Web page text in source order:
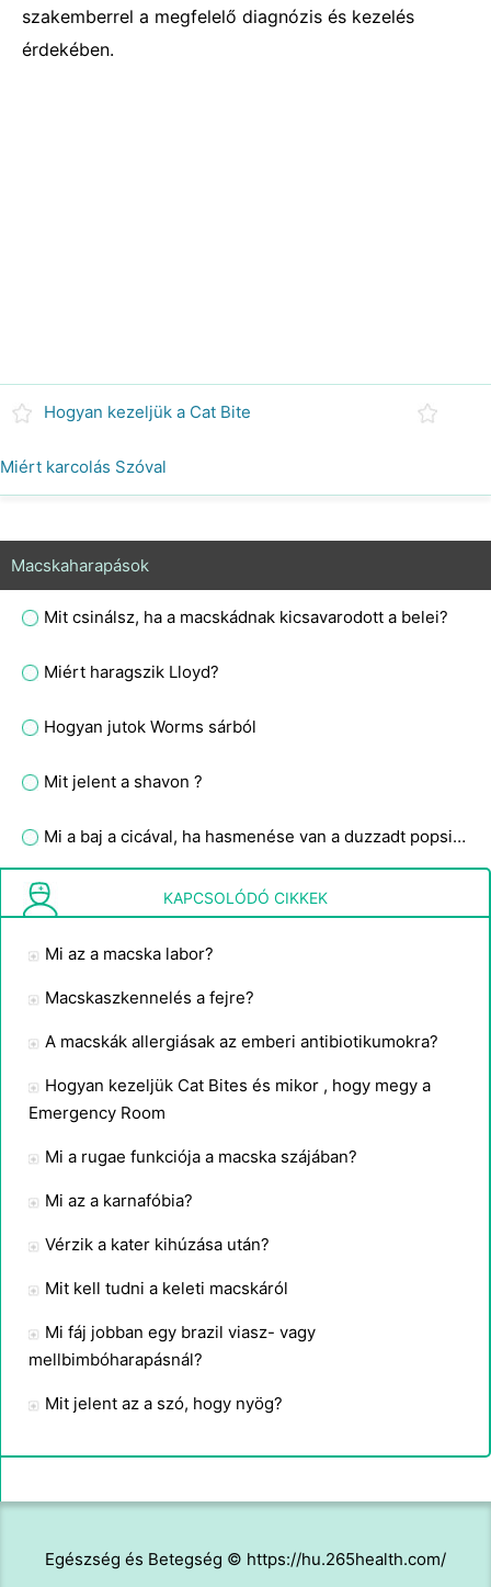
szakemberrel a megfelelő diagnózis és kezelés
érdekében.
Hogyan kezeljük a Cat Bite
Miért karcolás Szóval
Macskaharapások
Mit csinálsz, ha a macskádnak kicsavarodott a belei?
Miért haragszik Lloyd?
Hogyan jutok Worms sárból
Mit jelent a shavon ?
Mi a baj a cicával, ha hasmenése van a duzzadt popsi mentén?
KAPCSOLÓDÓ CIKKEK
Mi az a macska labor?
Macskaszkennelés a fejre?
A macskák allergiásak az emberi antibiotikumokra?
Hogyan kezeljük Cat Bites és mikor , hogy megy a
Emergency Room
Mi a rugae funkciója a macska szájában?
Mi az a karnafóbia?
Vérzik a kater kihúzása után?
Mit kell tudni a keleti macskáról
Mi fáj jobban egy brazil viasz- vagy
mellbimbóharapásnál?
Mit jelent az a szó, hogy nyög?
Egészség és Betegség © https://hu.265health.com/